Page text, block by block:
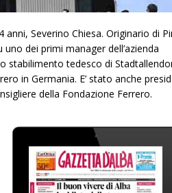
anni, Severino Chiesa. Originario di
dei primi manager dell’azienda
stabilimento tedesco di
in Germania. E’ stato anche
della Fondazione Ferrero.